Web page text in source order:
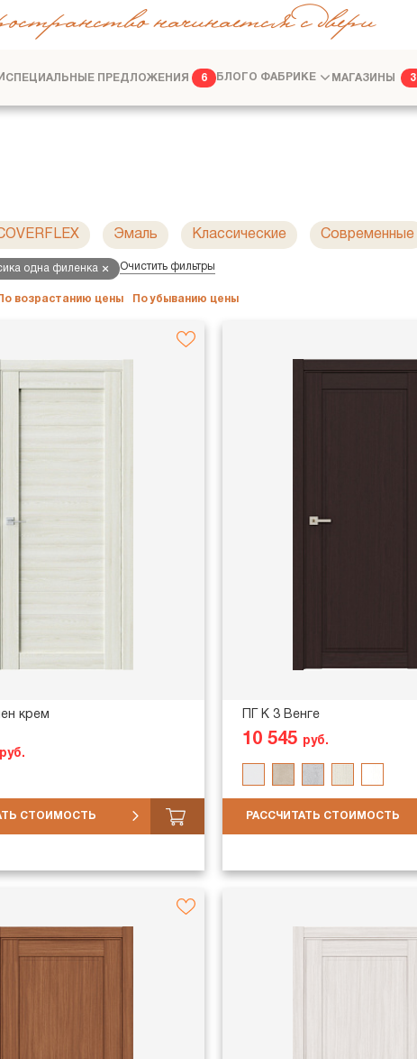
начинается с двери
СПЕЦИАЛЬНЫЕ ПРЕДЛОЖЕНИЯ 6 БЛОГО ФАБРИКЕ
МАГАЗИНЫ 3
Эмаль Классические Современные
одна филенка Очистить фильтры
По возрастанию цены По убыванию цены
крем
руб.
СТОИМОСТЬ
ПГ K 3 Венге
10 545 руб.
РАССЧИТАТЬ СТОИМОСТЬ